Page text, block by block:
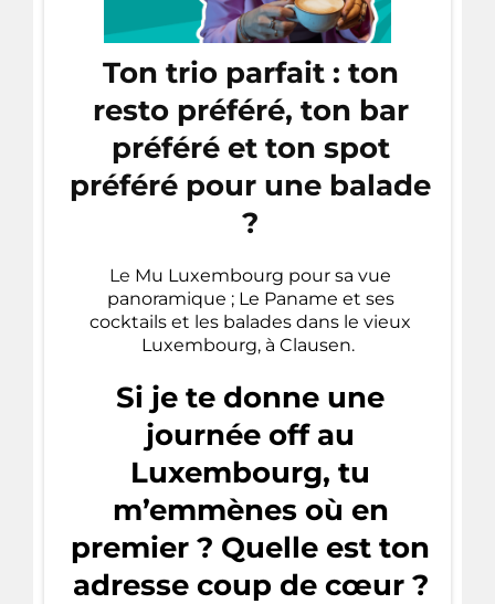
Ton trio parfait : ton
resto préféré, ton bar
préféré et ton spot
préféré pour une balade
?
Le Mu Luxembourg pour sa vue
panoramique ; Le Paname et ses
cocktails et les balades dans le vieux
Luxembourg, à Clausen.
Si je te donne une
journée off au
Luxembourg, tu
m’emmènes où en
premier ? Quelle est ton
adresse coup de cœur ?